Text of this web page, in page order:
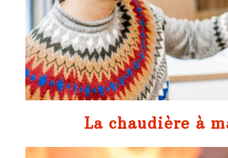
La chaudière à